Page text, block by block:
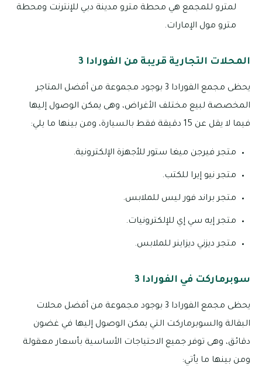
لمترو للمجمع هي محطة مترو مدينة دبي للإنترنت ومحطة
مترو مول الإمارات.
المحلات التجارية قريبة من الفورادا 3
يحظى مجمع الفورادا 3 بوجود مجموعة من أفضل المتاجر
المخصصة لبيع مختلف الأغراض، وهى يمكن الوصول إليها
فيما لا يقل عن 15 دقيقة فقط بالسيارة، ومن بينها ما يلي:
متجر فيرجن ميغا ستور للأجهزة الإلكترونية.
متجر نيو إيرا للكتب.
متجر براند فور ليس للملابس.
متجر إيه سي إي للإلكترونيات.
متجر ديزني ديزاينر للملابس.
سوبرماركت في الفورادا 3
يحظى مجمع الفورادا 3 بوجود مجموعة من أفضل محلات
البقالة والسوبرماركت التي يمكن الوصول إليها في غضون
دقائق، وهى توفر جميع الاحتياجات الأساسية بأسعار معقولة
ومن بينها ما يأتي: